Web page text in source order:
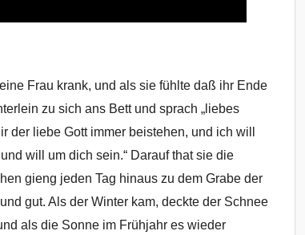
Frau krank, und als sie fühlte daß ihr Ende
zu sich ans Bett und sprach „liebes
der liebe Gott immer beistehen, und ich will
will um dich sein.“ Darauf that sie die
gieng jeden Tag hinaus zu dem Grabe der
gut. Als der Winter kam, deckte der Schnee
als die Sonne im Frühjahr es wieder